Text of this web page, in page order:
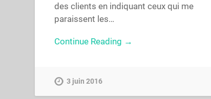
des clients en indiquant ceux qui me
paraissent les…
Continue Reading →
3 juin 2016